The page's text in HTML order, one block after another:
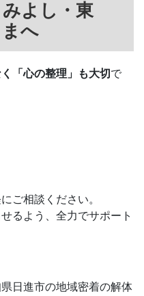
みよし・東
へ
「心の整理」も大切 で
ご相談ください。
るよう、全力でサポート
日進市の地域密着の解体